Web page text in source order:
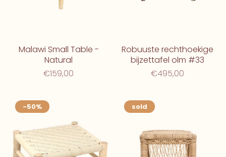
Malawi Small Table -
Natural
€159,00
Robuuste rechthoekige
bijzettafel olm #33
€495,00
-50% sold